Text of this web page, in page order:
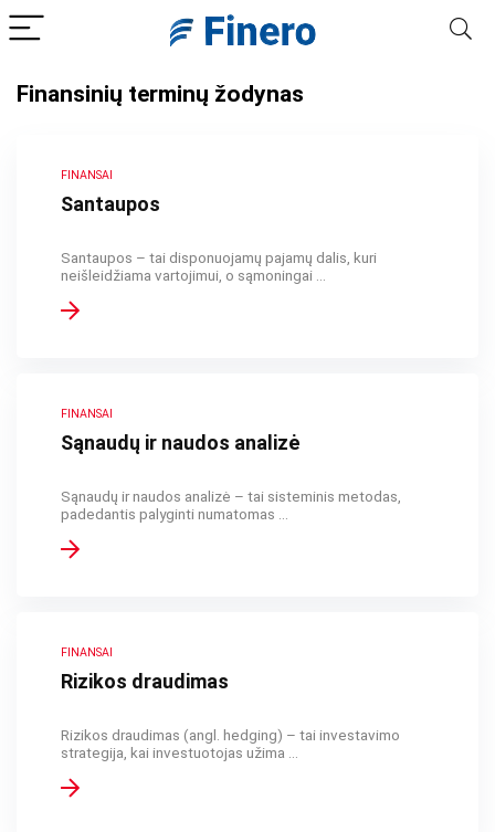
Finansinių terminų žodynas
FINANSAI
Santaupos
Santaupos – tai disponuojamų pajamų dalis, kuri
neišleidžiama vartojimui, o sąmoningai ...
FINANSAI
Sąnaudų ir naudos analizė
Sąnaudų ir naudos analizė – tai sisteminis metodas,
padedantis palyginti numatomas ...
FINANSAI
Rizikos draudimas
Rizikos draudimas (angl. hedging) – tai investavimo
strategija, kai investuotojas užima ...